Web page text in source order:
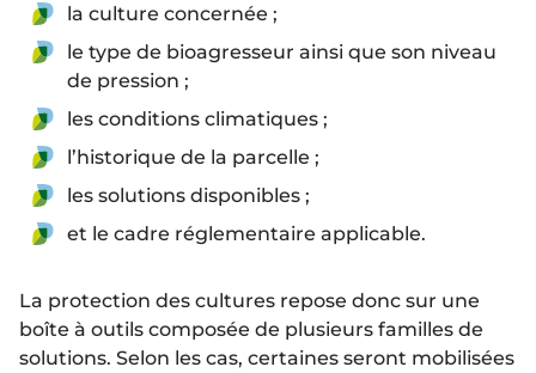
la culture concernée ;
le type de bioagresseur ainsi que son niveau
de pression ;
les conditions climatiques ;
l’historique de la parcelle ;
les solutions disponibles ;
et le cadre réglementaire applicable.
La protection des cultures repose donc sur une
boîte à outils composée de plusieurs familles de
solutions. Selon les cas, certaines seront mobilisées